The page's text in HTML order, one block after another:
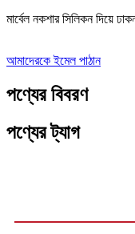
মার্বেল নকশার সিলিকন দিয়ে
আমাদেরকে ইমেল পাঠান
পণ্যের বিবরণ
পণ্যের ট্যাগ